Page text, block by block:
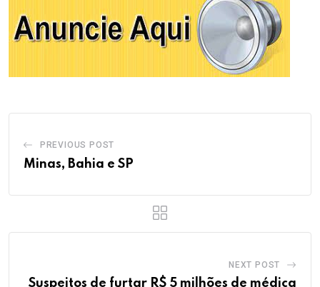
PREVIOUS POST
Minas, Bahia e SP
NEXT POST
Suspeitos de furtar R$ 5 milhões de médica